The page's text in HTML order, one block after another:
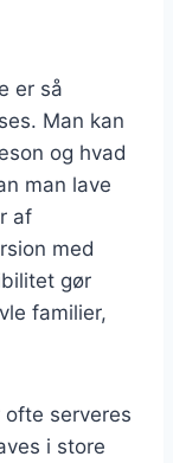
er så
Man kan
og hvad
man lave
af
med
gør
familier,
serveres
i store